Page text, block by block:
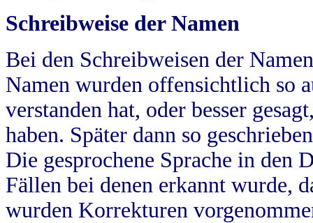
Schreibweise der Namen
Bei den Schreibweisen der
Namen wurden offensichtlich so
verstanden hat, oder besser
haben. Später dann so
Die gesprochene Sprache in
Fällen bei denen erkannt wurde,
wurden Korrekturen